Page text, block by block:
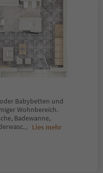
Babybetten und
Wohnbereich.
Badewanne,
... Lies mehr